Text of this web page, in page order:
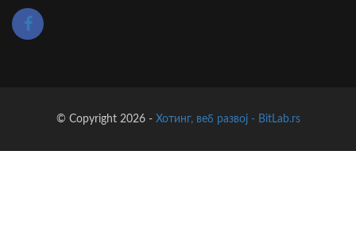
© Copyright 2026 - Хотинг, веб развој - BitLab.rs